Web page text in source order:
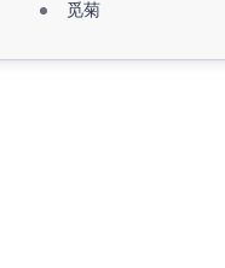
觅菊